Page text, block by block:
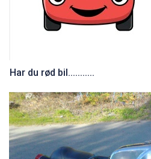
Har du rød bil...........